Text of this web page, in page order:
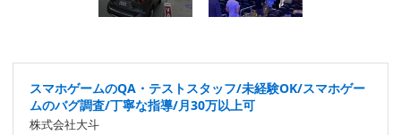
スマホゲームのQA・テストスタッフ/未経験OK/スマホゲー
ムのバグ調査/丁寧な指導/月30万以上可
株式会社大斗